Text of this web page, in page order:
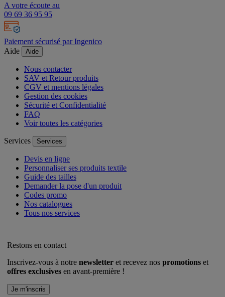
A votre écoute au
09 69 36 95 95
Paiement sécurisé par Ingenico
Aide
Aide
Nous contacter
SAV et Retour produits
CGV et mentions légales
Gestion des cookies
Sécurité et Confidentialité
FAQ
Voir toutes les catégories
Services Services
Devis en ligne
Personnaliser ses produits textile
Guide des tailles
Demander la pose d'un produit
Codes promo
Nos catalogues
Tous nos services
Restons en contact
Inscrivez-vous à notre newsletter et recevez nos promotions et
offres exclusives en avant-première !